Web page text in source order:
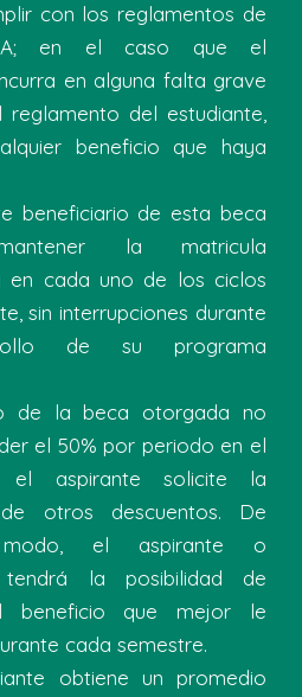
con los reglamentos de
en el caso que el
en alguna falta grave
del estudiante,
beneficio que haya
beneficiario de esta beca
la matricula
en cada uno de los ciclos
sin interrupciones durante
de su programa
de la beca otorgada no
el 50% por periodo en el
el aspirante solicite la
otros descuentos. De
modo, el aspirante o
tendrá la posibilidad de
beneficio que mejor le
cada semestre.
obtiene un promedio